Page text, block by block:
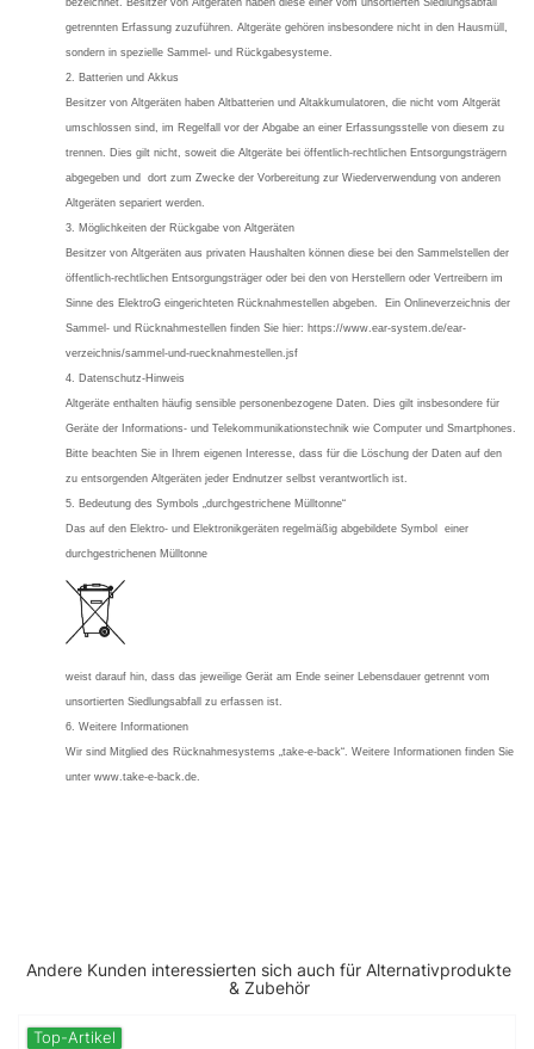
getrennten Erfassung zuzuführen. Altgeräte gehören insbesondere nicht in den Hausmüll,
sondern in spezielle Sammel- und Rückgabesysteme.
2. Batterien und Akkus
Besitzer von Altgeräten haben Altbatterien und Altakkumulatoren, die nicht vom Altgerät
umschlossen sind, im Regelfall vor der Abgabe an einer Erfassungsstelle von diesem zu
trennen. Dies gilt nicht, soweit die Altgeräte bei öffentlich-rechtlichen Entsorgungsträgern
abgegeben und dort zum Zwecke der Vorbereitung zur Wiederverwendung von anderen
Altgeräten separiert werden.
3. Möglichkeiten der Rückgabe von Altgeräten
Besitzer von Altgeräten aus privaten Haushalten können diese bei den Sammelstellen der
öffentlich-rechtlichen Entsorgungsträger oder bei den von Herstellern oder Vertreibern im
Sinne des ElektroG eingerichteten Rücknahmestellen abgeben. Ein Onlineverzeichnis der
Sammel- und Rücknahmestellen finden Sie hier: https://www.ear-system.de/ear-
verzeichnis/sammel-und-ruecknahmestellen.jsf
4. Datenschutz-Hinweis
Altgeräte enthalten häufig sensible personenbezogene Daten. Dies gilt insbesondere für
Geräte der Informations- und Telekommunikationstechnik wie Computer und Smartphones.
Bitte beachten Sie in Ihrem eigenen Interesse, dass für die Löschung der Daten auf den
zu entsorgenden Altgeräten jeder Endnutzer selbst verantwortlich ist.
5. Bedeutung des Symbols „durchgestrichene Mülltonne“
Das auf den Elektro- und Elektronikgeräten regelmäßig abgebildete Symbol einer
durchgestrichenen Mülltonne
weist darauf hin, dass das jeweilige Gerät am Ende seiner Lebensdauer getrennt vom
unsortierten Siedlungsabfall zu erfassen ist.
6. Weitere Informationen
Wir sind Mitglied des Rücknahmesystems „take-e-back“. Weitere Informationen finden Sie
unter www.take-e-back.de.
Andere Kunden interessierten sich auch für Alternativprodukte
& Zubehör
Top-Artikel